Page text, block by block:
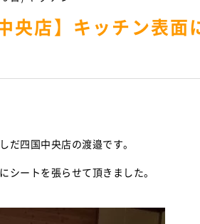
央店】キッチン表
だ四国中央店の渡邉です。
シートを張らせて頂きました。